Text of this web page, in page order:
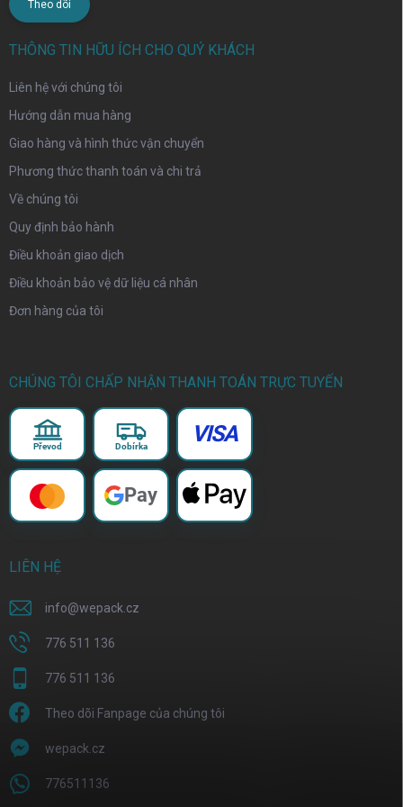
Theo dõi
THÔNG TIN HỮU ÍCH CHO QUÝ KHÁCH
Liên hệ với chúng tôi
Hướng dẫn mua hàng
Giao hàng và hình thức vận chuyển
Phương thức thanh toán và chi trả
Về chúng tôi
Quy định bảo hành
Điều khoản giao dịch
Điều khoản bảo vệ dữ liệu cá nhân
Đơn hàng của tôi
CHÚNG TÔI CHẤP NHẬN THANH TOÁN TRỰC TUYẾN
Převod Dobírka VISA
Pay
LIÊN HỆ
info@wepack.cz
776 511 136
776 511 136
Theo dõi Fanpage của chúng tôi
wepack.cz
776511136